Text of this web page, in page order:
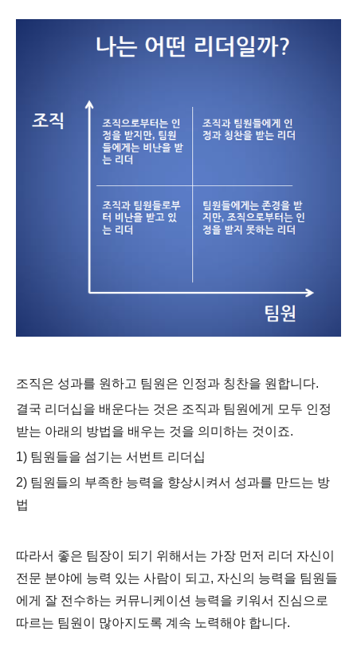
조직은 성과를 원하고 팀원은 인정과 칭찬을 원합니다.
결국 리더십을 배운다는 것은 조직과 팀원에게 모두 인정
받는 아래의 방법을 배우는 것을 의미하는 것이죠.
1) 팀원들을 섬기는 서번트 리더십
2) 팀원들의 부족한 능력을 향상시켜서 성과를 만드는 방
법
따라서 좋은 팀장이 되기 위해서는 가장 먼저 리더 자신이
전문 분야에 능력 있는 사람이 되고, 자신의 능력을 팀원들
에게 잘 전수하는 커뮤니케이션 능력을 키워서 진심으로
따르는 팀원이 많아지도록 계속 노력해야 합니다.